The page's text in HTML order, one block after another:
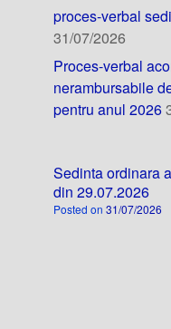
proces-verbal
31/07/2026
Proces-verbal
nerambursabile
pentru anul 2026
Sedinta ordinara
din 29.07.2026
Posted on31/07/2026